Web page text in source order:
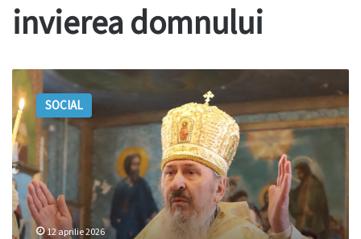
invierea domnului
Mitropolitul
Petru:
Bucuria
Învierii
trebuie
păstrată
prin
rugăciune
SOCIAL
12 aprilie 2026